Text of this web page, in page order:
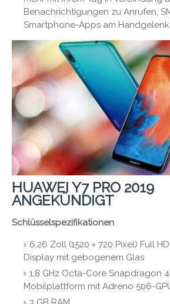
Benachrichtigungen zu Anrufen,
Smartphone-Apps am Handgelenk
HUAWEI Y7 PRO 2019
ANGEKÜNDIGT
Schlüsselspezifikationen
6,26 Zoll (1520 × 720 Pixel) Full
Display mit gebogenem Glas
1,8 GHz Octa-Core Snapdragon
Mobilplattform mit Adreno 506-